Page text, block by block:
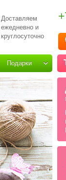
Доставляем
ежедневно и
круглосуточно
Подарки